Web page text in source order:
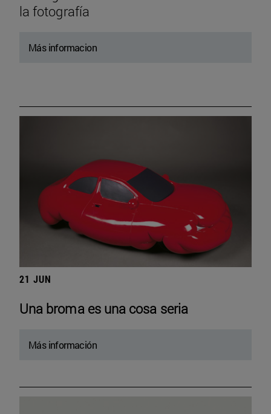
la fotografía
Más informacion
21 JUN
Una broma es una cosa seria
Más información